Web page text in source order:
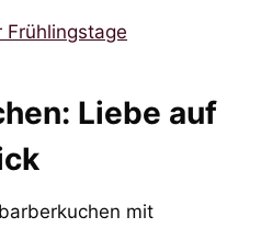
Frühlingstage
Liebe auf
mit